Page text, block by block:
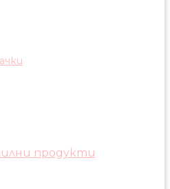
продукти